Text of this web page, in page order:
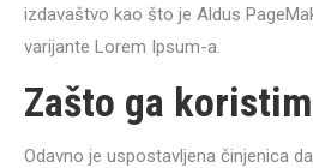
izdavaštvo kao što je Aldus
varijante Lorem Ipsum-a.
Zašto ga
Odavno je uspostavljena činjenica